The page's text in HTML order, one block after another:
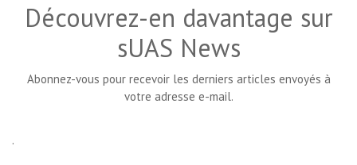
Découvrez-en davantage sur
sUAS News
Abonnez-vous pour recevoir les derniers articles envoyés à
votre adresse e-mail.
.